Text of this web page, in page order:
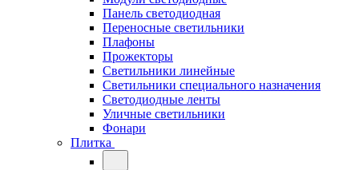
Панель светодиодная
Переносные светильники
Плафоны
Прожекторы
Светильники линейные
Светильники специального назначения
Светодиодные ленты
Уличные светильники
Фонари
Плитка